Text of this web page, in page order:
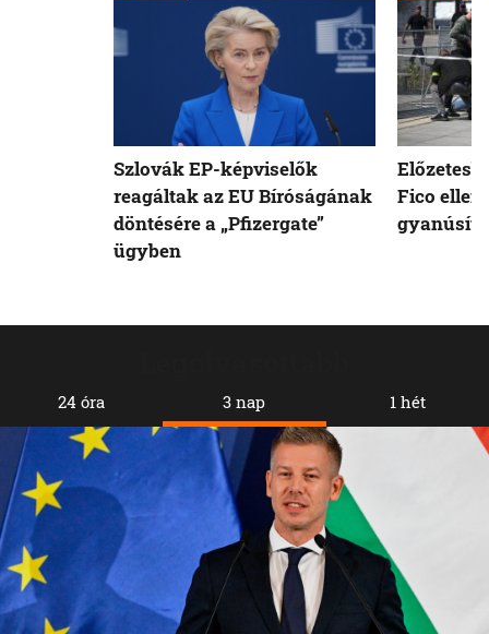
24 óra 3 nap 1 hét
Szlovák EP-képviselők
reagáltak az EU Bíróságának
döntésére a „Pfizergate”
ügyben
Fico